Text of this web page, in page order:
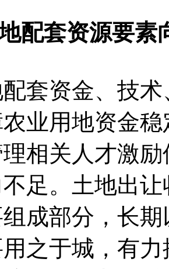
配套资源要素
套资金、技术
业用地资金
相关人才激
足。土地出
成部分，长
之于城，有